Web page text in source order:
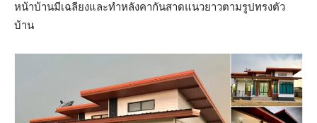
หน้าบ้านมีเฉลียงและทำหลังคากันสาดแนวยาวตามรูปทรงตัว
บ้าน